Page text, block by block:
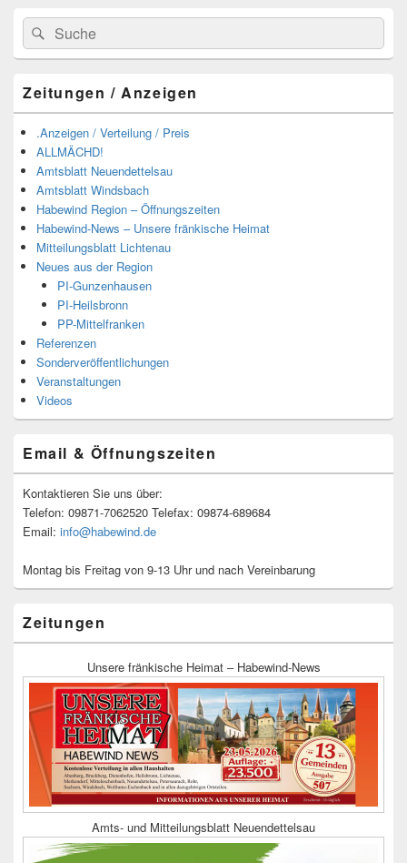
Suchen
nach:
Suchen
Zeitungen / Anzeigen
.Anzeigen / Verteilung / Preis
ALLMÄCHD!
Amtsblatt Neuendettelsau
Amtsblatt Windsbach
Habewind Region – Öffnungszeiten
Habewind-News – Unsere fränkische Heimat
Mitteilungsblatt Lichtenau
Neues aus der Region
PI-Gunzenhausen
PI-Heilsbronn
PP-Mittelfranken
Referenzen
Sonderveröffentlichungen
Veranstaltungen
Videos
Email & Öffnungszeiten
Kontaktieren Sie uns über:
Telefon: 09871-7062520 Telefax: 09874-689684
Email: info@habewind.de
Montag bis Freitag von 9-13 Uhr und nach Vereinbarung
Zeitungen
Unsere fränkische Heimat – Habewind-News
Amts- und Mitteilungsblatt Neuendettelsau